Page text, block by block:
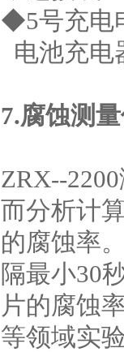
◆5号充电
电池充电
7.腐蚀测
ZRX--2200
而分析计
的腐蚀率
隔最小30
片的腐蚀
等领域实